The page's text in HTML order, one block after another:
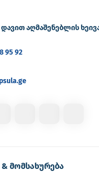
აღმაშენებლის
95 92
მომსახურება